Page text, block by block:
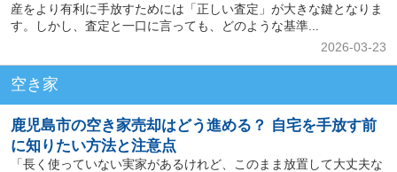
産をより有利に手放すためには「正しい査定」が大きな鍵となりま
す。しかし、査定と一口に言っても、どのような基準...
2026-03-23
空き家
鹿児島市の空き家売却はどう進める？ 自宅を手放す前
に知りたい方法と注意点
「長く使っていない実家があるけれど、このまま放置して大丈夫な